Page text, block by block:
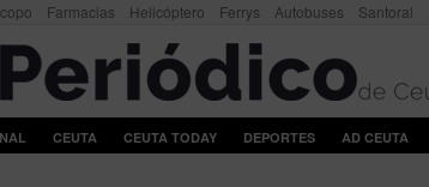
Farmacias Helicóptero Ferrys Autobuses Santoral
CEUTA CEUTA TODAY DEPORTES AD CEUTA